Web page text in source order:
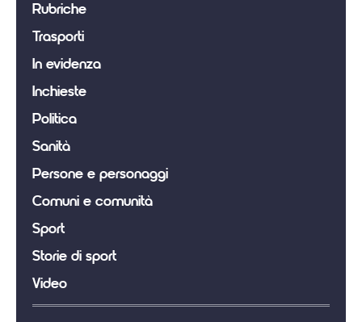
Rubriche
Trasporti
In evidenza
Inchieste
Politica
Sanità
Persone e personaggi
Comuni e comunità
Sport
Storie di sport
Video